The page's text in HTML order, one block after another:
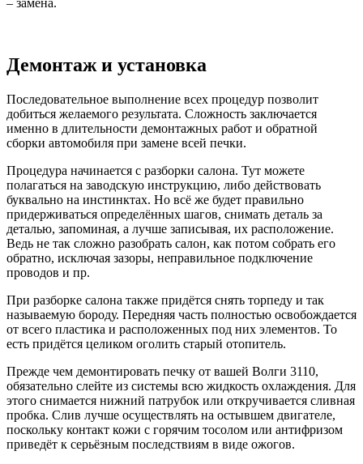
– замена.
Демонтаж и установка
Последовательное выполнение всех процедур позволит
добиться желаемого результата. Сложность заключается
именно в длительности демонтажных работ и обратной
сборки автомобиля при замене всей печки.
Процедура начинается с разборки салона. Тут можете
полагаться на заводскую инструкцию, либо действовать
буквально на инстинктах. Но всё же будет правильно
придерживаться определённых шагов, снимать деталь за
деталью, запоминая, а лучше записывая, их расположение.
Ведь не так сложно разобрать салон, как потом собрать его
обратно, исключая зазоры, неправильное подключение
проводов и пр.
При разборке салона также придётся снять торпеду и так
называемую бороду. Передняя часть полностью освобождается
от всего пластика и расположенных под них элементов. То
есть придётся целиком оголить старый отопитель.
Прежде чем демонтировать печку от вашей Волги 3110,
обязательно слейте из системы всю жидкость охлаждения. Для
этого снимается нижний патрубок или откручивается сливная
пробка. Слив лучше осуществлять на остывшем двигателе,
поскольку контакт кожи с горячим тосолом или антифризом
приведёт к серьёзным последствиям в виде ожогов.